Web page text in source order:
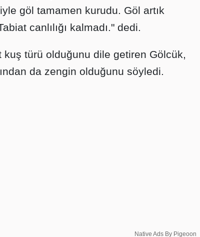
göl tamamen kurudu. Göl artık
canlılığı kalmadı." dedi.
türü olduğunu dile getiren Gölcük,
da zengin olduğunu söyledi.
Native Ads By Pigeoon